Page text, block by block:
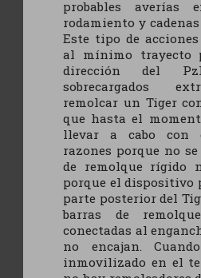
probables averías
rodamiento y
Este tipo de
al mínimo trayecto
dirección del
sobrecargados
remolcar un Tiger
que hasta el
llevar a cabo con
razones porque no
de remolque rígido
porque el dispositivo
parte posterior del
barras de
conectadas al
no encajan.
inmovilizado en el